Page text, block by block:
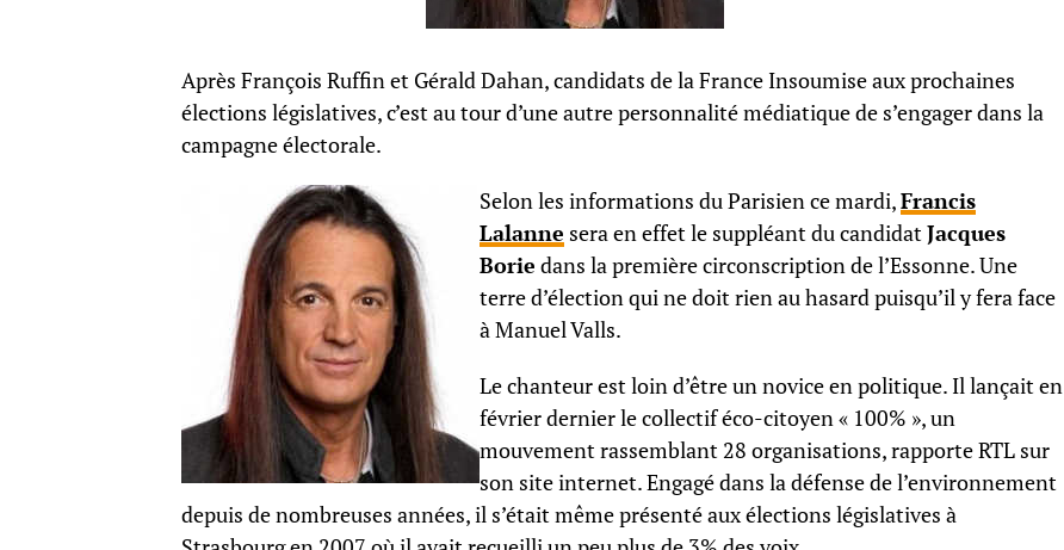
Après François Ruffin et Gérald Dahan, candidats de la France Insoumise aux prochaines
élections législatives, c’est au tour d’une autre personnalité médiatique de s’engager dans la
campagne électorale.
Selon les informations du Parisien ce mardi,Francis
Lalanne sera en effet le suppléant du candidatJacques
Borie dans la première circonscription de l’Essonne. Une
terre d’élection qui ne doit rien au hasard puisqu’il y fera face
à Manuel Valls.
Le chanteur est loin d’être un novice en politique. Il lançait en
février dernier le collectif éco-citoyen « 100% », un
mouvement rassemblant 28 organisations, rapporte RTL sur
son site internet. Engagé dans la défense de l’environnement
depuis de nombreuses années, il s’était même présenté aux élections législatives à